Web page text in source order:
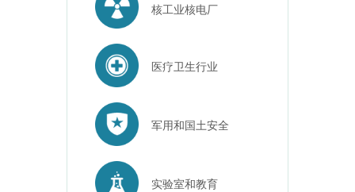
核工业核电厂
医疗卫生行业
军用和国土安全
实验室和教育